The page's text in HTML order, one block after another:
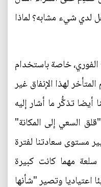
شيء مشابه؟ لماذا
الفوري، خاصة باستخدام
لهذا الإنفاق غير
هنا أيضا تذكُّر ما أشار إليه
السعي إلى المكانة"
سعادتنا لفترة
مهما كانت كبيرة
اعتياديا وتصير "شأنها